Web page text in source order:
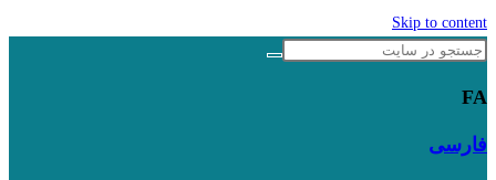
Skip to content
FA
فارسی